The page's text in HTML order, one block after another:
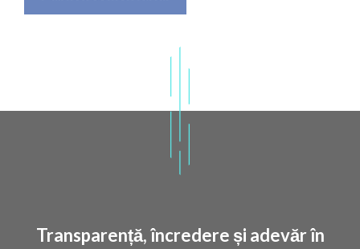
Transparență, încredere și adevăr în